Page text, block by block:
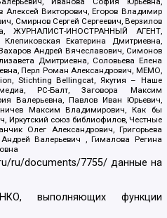
Алексей Викторович, Егоров Владимир
Смирнов Сергей Сергеевич, Верзилов
ЖУРНАЛИСТ-ИНОСТРАННЫЙ АГЕНТ,
Екатерина Дмитриевна,
Андрей Вячеславович, Симонов
Дмитриевна, Соловьева Елена
Перл Роман Александрович, МЕМО,
Stichting Bellingcat, Якутия – Наше
РС-Балт, Заговора Максим
Валерьевна, Павлов Иван Юрьевич,
Максим Владимирович, Как бы
Иркутский союз библиофилов, Честные
Олег Александрович, Григорьева
Валерьевич , Гималова Регина
ru/documents/7755/ данные на
выполняющих функции